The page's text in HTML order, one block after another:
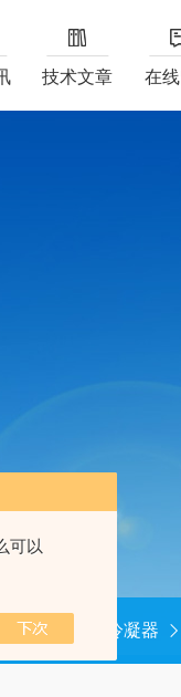
可以
技术文章 在
中心 冷凝器